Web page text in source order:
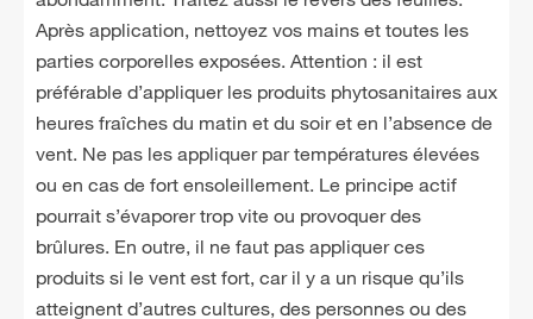
Après application, nettoyez vos mains et toutes les
parties corporelles exposées. Attention : il est
préférable d’appliquer les produits phytosanitaires aux
heures fraîches du matin et du soir et en l’absence de
vent. Ne pas les appliquer par températures élevées
ou en cas de fort ensoleillement. Le principe actif
pourrait s’évaporer trop vite ou provoquer des
brûlures. En outre, il ne faut pas appliquer ces
produits si le vent est fort, car il y a un risque qu’ils
atteignent d’autres cultures, des personnes ou des